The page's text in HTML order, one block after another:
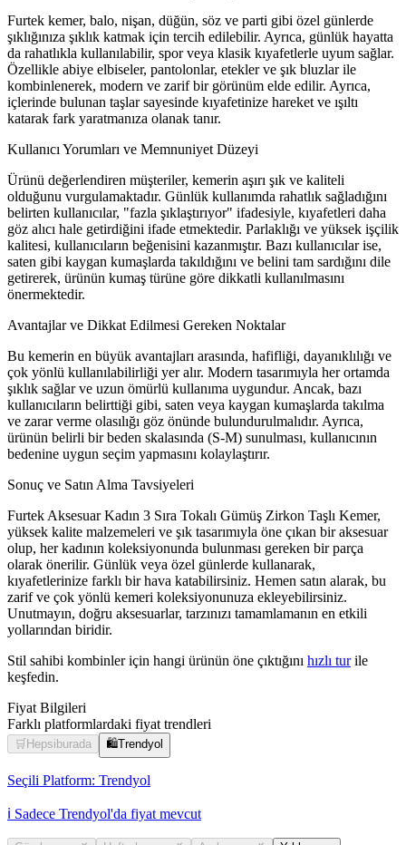
Furtek kemer, balo, nişan, düğün, söz ve parti gibi özel günlerde
şıklığınıza şıklık katmak için tercih edilebilir. Ayrıca, günlük hayatta
da rahatlıkla kullanılabilir, spor veya klasik kıyafetlerle uyum sağlar.
Özellikle abiye elbiseler, pantolonlar, etekler ve şık bluzlar ile
kombinlenerek, modern ve zarif bir görünüm elde edilir. Ayrıca,
içlerinde bulunan taşlar sayesinde kıyafetinize hareket ve ışıltı
katarak fark yaratmanıza olanak tanır.
Kullanıcı Yorumları ve Memnuniyet Düzeyi
Ürünü değerlendiren müşteriler, kemerin aşırı şık ve kaliteli
olduğunu vurgulamaktadır. Günlük kullanımda rahatlık sağladığını
belirten kullanıcılar, "fazla şıklaştırıyor" ifadesiyle, kıyafetleri daha
göz alıcı hale getirdiğini ifade etmektedir. Parlaklığı ve yüksek işçilik
kalitesi, kullanıcıların beğenisini kazanmıştır. Bazı kullanıcılar ise,
saten gibi kaygan kumaşlarda takıldığını ve belini tam sardığını dile
getirerek, ürünün kumaş türüne göre dikkatli kullanılmasını
önermektedir.
Avantajlar ve Dikkat Edilmesi Gereken Noktalar
Bu kemerin en büyük avantajları arasında, hafifliği, dayanıklılığı ve
çok yönlü kullanılabilirliği yer alır. Modern tasarımıyla her ortamda
şıklık sağlar ve uzun ömürlü kullanıma uygundur. Ancak, bazı
kullanıcıların belirttiği gibi, saten veya kaygan kumaşlarda takılma
ve zarar verme olasılığı göz önünde bulundurulmalıdır. Ayrıca,
ürünün belirli bir beden skalasında (S-M) sunulması, kullanıcının
bedenine uygun seçim yapmasını kolaylaştırır.
Sonuç ve Satın Alma Tavsiyeleri
Furtek Aksesuar Kadın 3 Sıra Tokalı Gümüş Zirkon Taşlı Kemer,
yüksek kalite malzemeleri ve şık tasarımıyla öne çıkan bir aksesuar
olup, her kadının koleksiyonunda bulunması gereken bir parça
olarak önerilir. Günlük veya özel günlerde kullanarak,
kıyafetlerinize farklı bir hava katabilirsiniz. Hemen satın alarak, bu
zarif ve çok yönlü kemeri koleksiyonunuza ekleyebilirsiniz.
Unutmayın, doğru aksesuarlar, tarzınızı tamamlamanın en etkili
yollarından biridir.
Stil sahibi kombinler için hangi ürünün öne çıktığını hızlı turile
keşfedin.
Fiyat Bilgileri
Farklı platformlardaki fiyat trendleri
🛒 Hepsiburada 🛍️Trendyol
Seçili Platform: Trendyol
ℹ️ Sadece Trendyol'da fiyat mevcut